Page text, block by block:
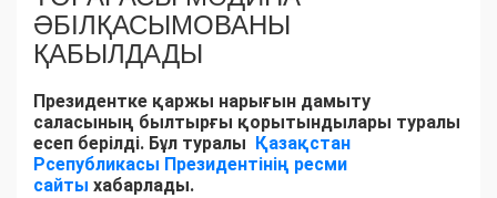
ӘБІЛҚАСЫМОВАНЫ
ҚАБЫЛДАДЫ
Президентке қаржы нарығын дамыту
саласының былтырғы қорытындылары туралы
есеп берілді. Бұл туралы Қазақстан
Рсепубликасы Президентінің ресми
сайты хабарлады.